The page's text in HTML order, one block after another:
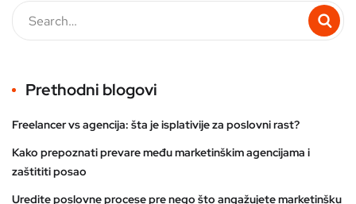
Prethodni blogovi
Freelancer vs agencija: šta je isplativije za poslovni rast?
Kako prepoznati prevare među marketinškim agencijama i
zaštititi posao
Uredite poslovne procese pre nego što angažujete marketinšku